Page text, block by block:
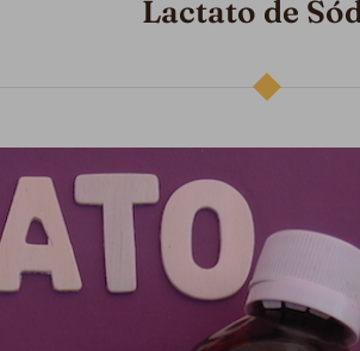
Lactato de